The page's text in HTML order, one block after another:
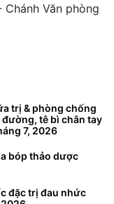
Chánh Văn phòng
trị & phòng chống
tê bì chân tay
7, 2026
bóp thảo dược
đặc trị đau nhức